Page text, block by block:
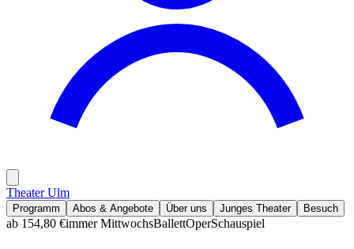
Theater Ulm
Programm Abos & Angebote Über uns Junges Theater Besuch
ab 154,80 €immer MittwochsBallettOperSchauspiel